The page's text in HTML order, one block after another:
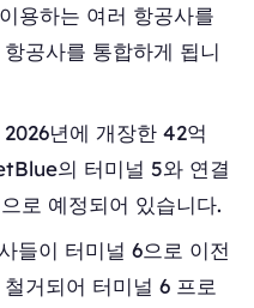
용하는 여러 항공사를
공사를 통합하게 됩니
년에 개장한 42억
의 터미널 5와 연결
로 예정되어 있습니다.
들이 터미널 6으로 이전
거되어 터미널 6 프로